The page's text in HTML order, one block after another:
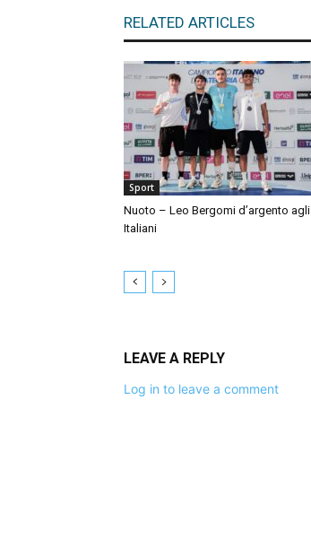
RELATED ARTICLES
Sport
Nuoto – Leo Bergomi d’argento agli
Italiani
LEAVE A REPLY
Log in to leave a comment